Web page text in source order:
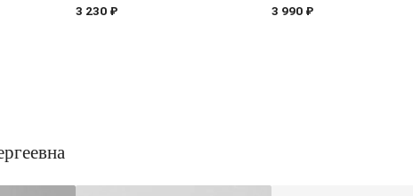
3 230 ₽ 3 990 ₽